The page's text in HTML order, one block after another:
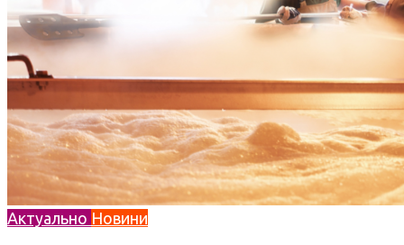
Актуально Новини